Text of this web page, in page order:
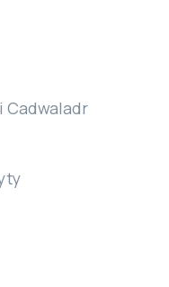
Cadwaladr